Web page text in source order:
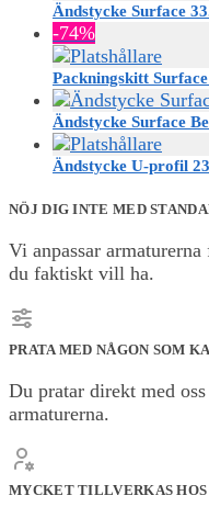
Ändstycke Surface
-74%
Packningskitt
Ändstycke Surface
Ändstycke U-profil
NÖJ DIG INTE MED
Vi anpassar
du faktiskt vill ha.
PRATA MED NÅGON SOM
Du pratar direkt med
armaturerna.
MYCKET TILLVERKAS HOS